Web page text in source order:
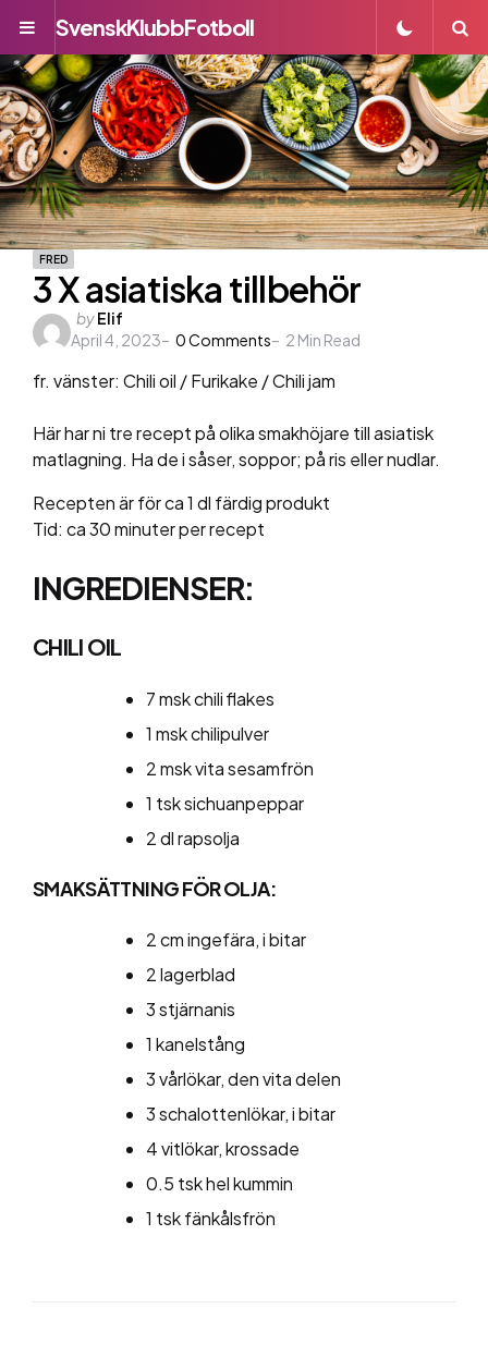
Menu
SvenskKlubbFotboll
FRED
3 X asiatiska tillbehör
Posted
by
byElif
April 4, 2023
0Comments 2 Min Read
fr. vänster: Chili oil / Furikake / Chili jam
Här har ni tre recept på olika smakhöjare till asiatisk
matlagning. Ha de i såser, soppor; på ris eller nudlar.
Recepten är för ca 1 dl färdig produkt
Tid: ca 30 minuter per recept
INGREDIENSER:
CHILI OIL
7 msk chili flakes
1 msk chilipulver
2 msk vita sesamfrön
1 tsk sichuanpeppar
2 dl rapsolja
SMAKSÄTTNING FÖR OLJA:
2 cm ingefära, i bitar
2 lagerblad
3 stjärnanis
1 kanelstång
3 vårlökar, den vita delen
3 schalottenlökar, i bitar
4 vitlökar, krossade
0.5 tsk hel kummin
1 tsk fänkålsfrön